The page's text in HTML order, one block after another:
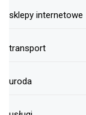
sklepy internetowe
transport
uroda